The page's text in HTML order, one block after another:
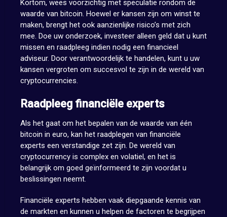
Kortom, wees voorzichtig met speculatie rondom de
waarde van bitcoin. Hoewel er kansen zijn om winst te
maken, brengt het ook aanzienlijke risico’s met zich
mee. Doe uw onderzoek, investeer alleen geld dat u kunt
missen en raadpleeg indien nodig een financieel
adviseur. Door verantwoordelijk te handelen, kunt u uw
kansen vergroten om succesvol te zijn in de wereld van
cryptocurrencies.
Raadpleeg financiële experts
Als het gaat om het bepalen van de waarde van één
bitcoin in euro, kan het raadplegen van financiële
experts een verstandige zet zijn. De wereld van
cryptocurrency is complex en volatiel, en het is
belangrijk om goed geïnformeerd te zijn voordat u
beslissingen neemt.
Financiële experts hebben vaak diepgaande kennis van
de markten en kunnen u helpen de factoren te begrijpen